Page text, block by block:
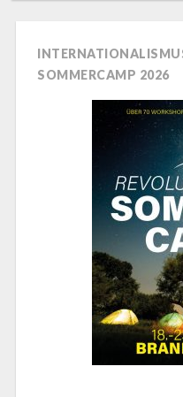
SOMMERCAMP 2026